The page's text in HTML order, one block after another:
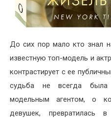
До сих пор мало кто знал
известную топ-модель и
контрастирует с ее
судьба не всегда была
модельным агентом, о
девушек, превратилась